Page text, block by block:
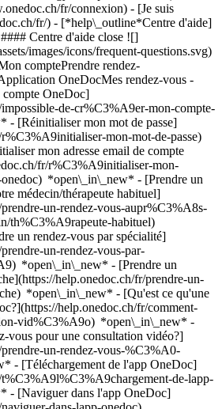
fr/connexion) - [Je suis
fr/) - [*help\_outline*Centre d'aide]
Centre d'aide close ![]
images/icons/frequent-questions.svg)
comptePrendre rendez-
OneDocMes rendez-vous -
compte OneDoc]
de-cr%C3%A9er-mon-compte-
- [Réinitialiser mon mot de passe]
mon-mot-de-passe)
mon adresse email de compte
fr/r%C3%A9initialiser-mon-
onedoc) *open\_in\_new* - [Prendre un
médecin/thérapeute habituel]
un-rendez-vous-aupr%C3%A8s-
th%C3%A9rapeute-habituel)
un rendez-vous par spécialité]
un-rendez-vous-par-
*open\_in\_new* - [Prendre un
help.onedoc.ch/fr/prendre-un-
*open\_in\_new* - [Qu'est ce qu'une
help.onedoc.ch/fr/comment-
vid%C3%A9o) *open\_in\_new* -
vous pour une consultation vidéo?]
un-rendez-vous-%C3%A0-
- [Téléchargement de l'app OneDoc]
de-lapp-
- [Naviguer dans l'app OneDoc]